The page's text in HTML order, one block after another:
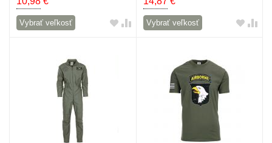
Vybrať veľkosť Vybrať veľkosť